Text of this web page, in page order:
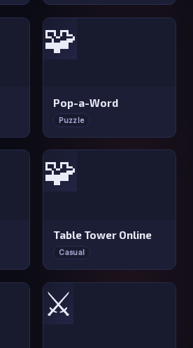
🧩
Pop-a-Word
Puzzle
🧩
Table Tower Online
Casual
⚔️